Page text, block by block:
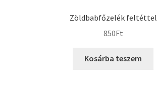
Zöldbabfőzelék feltéttel
850Ft
Kosárba teszem